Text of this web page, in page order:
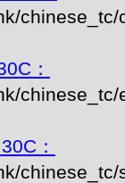
chinese_tc/
：
chinese_tc/
：
chinese_tc/